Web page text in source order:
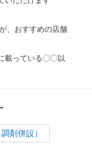
、おすすめの店舗
載っている〇〇以
剤併設）